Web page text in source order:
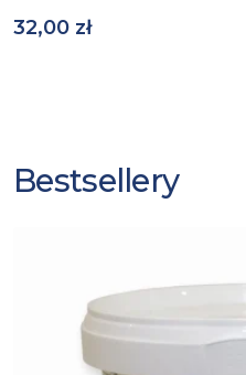
32,00 zł
Bestsellery